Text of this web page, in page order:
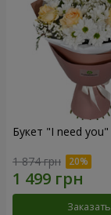
Букет "I need you"
1 874 грн
Заказать